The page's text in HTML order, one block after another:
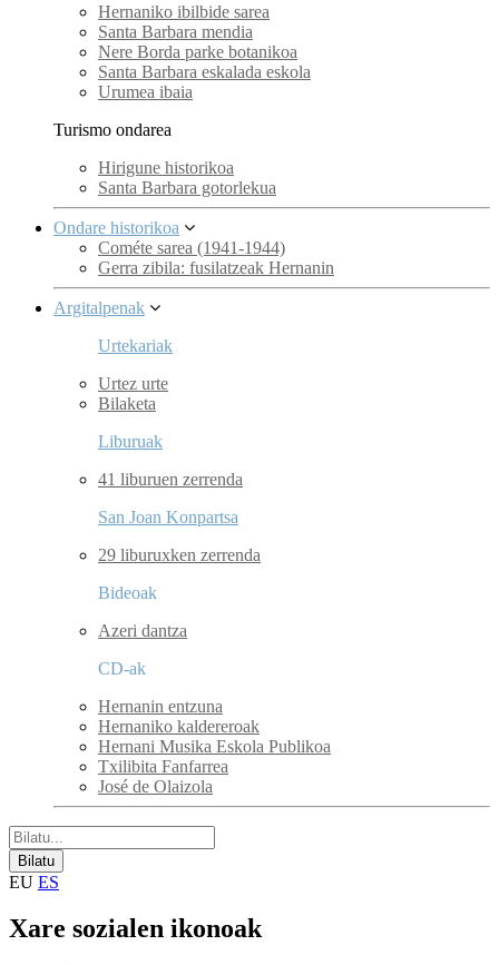
Hernaniko ibilbide sarea
Santa Barbara mendia
Nere Borda parke botanikoa
Santa Barbara eskalada eskola
Urumea ibaia
Turismo ondarea
Hirigune historikoa
Santa Barbara gotorlekua
Ondare historikoa
Cométe sarea (1941-1944)
Gerra zibila: fusilatzeak Hernanin
Argitalpenak
Urtekariak
Urtez urte
Bilaketa
Liburuak
41 liburuen zerrenda
San Joan Konpartsa
29 liburuxken zerrenda
Bideoak
Azeri dantza
CD-ak
Hernanin entzuna
Hernaniko kaldereroak
Hernani Musika Eskola Publikoa
Txilibita Fanfarrea
José de Olaizola
EU ES
Xare sozialen ikonoak